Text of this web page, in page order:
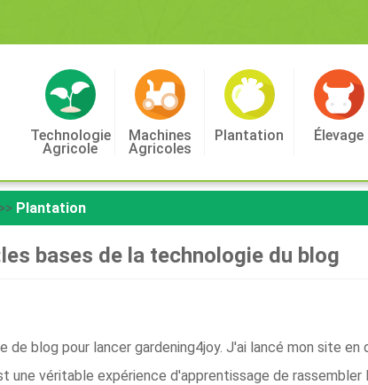
Technologie
Agricole
Machines
Agricoles
Plantation Élevage
Plantation
bases de la technologie du blog
blog pour lancer gardening4joy. J'ai lancé mon site
une véritable expérience d'apprentissage de rassembler